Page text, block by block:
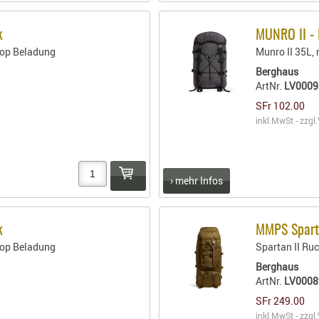
Beladung
MUNRO II -
Munro II 35L,
Berghaus
ArtNr.
SFr 102.00
inkl.MwSt - zzgl.
› mehr Infos
Beladung
MMPS
Spartan II
Berghaus
ArtNr.
SFr 249.00
inkl.MwSt - zzgl.